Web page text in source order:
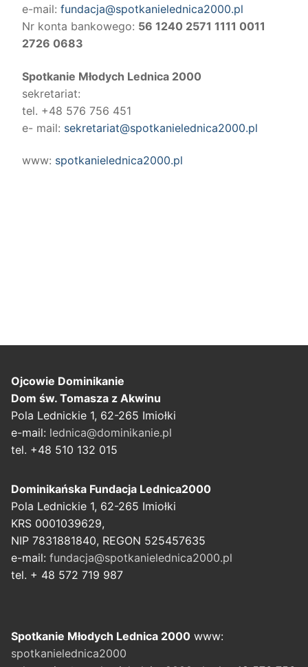
e-mail: fundacja@spotkanielednica2000.pl
Nr konta bankowego: 56 1240 2571 1111 0011
2726 0683
Spotkanie Młodych Lednica 2000
sekretariat:
tel. +48 576 756 451
e- mail: sekretariat@spotkanielednica2000.pl
www: spotkanielednica2000.pl
Ojcowie Dominikanie
Dom św. Tomasza z Akwinu
Pola Lednickie 1, 62-265 Imiołki
e-mail: lednica@dominikanie.pl
tel. +48 510 132 015
Dominikańska Fundacja Lednica2000
Pola Lednickie 1, 62-265 Imiołki
KRS 0001039629,
NIP 7831881840, REGON 525457635
e-mail: fundacja@spotkanielednica2000.pl
tel. + 48 572 719 987
Spotkanie Młodych Lednica 2000 www:
spotkanielednica2000